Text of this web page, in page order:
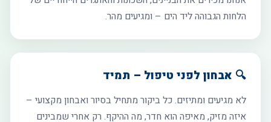
הלחות הגבוהה ליד הים – ומגיעים מהר.
🔍 אבחון לפני טיפול – תמיד
לא מגיעים ומתיזים. כל ביקור מתחיל בסיור ואבחון מקצועי –
איזה מזיק, מאיפה הוא חדר, מה ההיקף. רק אחרי שמבינים